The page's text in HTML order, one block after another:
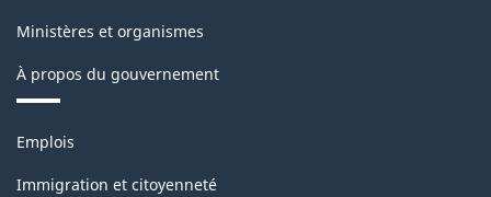
Ministères et organismes
À propos du gouvernement
Thèmes
sujets
Emplois
Immigration et citoyenneté